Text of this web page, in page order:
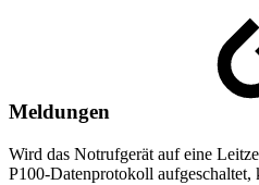
Meldungen
Wird das Notrufgerät auf eine
P100-Datenprotokoll